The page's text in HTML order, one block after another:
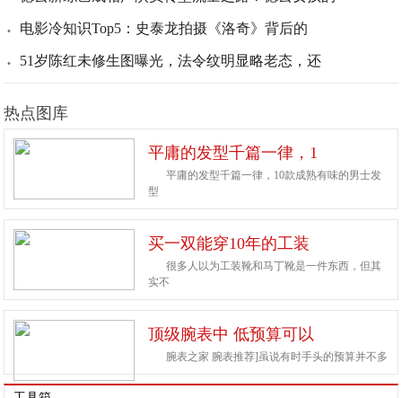
电影冷知识Top5：史泰龙拍摄《洛奇》背后的
51岁陈红未修生图曝光，法令纹明显略老态，还
热点图库
平庸的发型千篇一律，1
平庸的发型千篇一律，10款成熟有味的男士发
型
买一双能穿10年的工装
很多人以为工装靴和马丁靴是一件东西，但其
实不
顶级腕表中 低预算可以
腕表之家 腕表推荐]虽说有时手头的预算并不多